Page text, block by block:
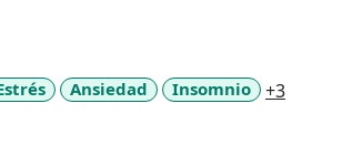
Ansiedad Insomnio +3